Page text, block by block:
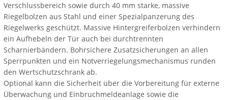
Verschlussbereich sowie durch 40 mm starke, massive
Riegelbolzen aus Stahl und einer Spezialpanzerung des
Riegelwerks geschützt. Massive Hintergreiferbolzen verhindern
ein Aufhebeln der Tür auch bei durchtrennten
Scharnierbändern. Bohrsichere Zusatzsicherungen an allen
Sperrpunkten und ein Notverriegelungsmechanismus runden
den Wertschutzschrank ab.
Optional kann die Sicherheit über die Vorbereitung für externe
Überwachung und Einbruchmeldeanlage sowie die